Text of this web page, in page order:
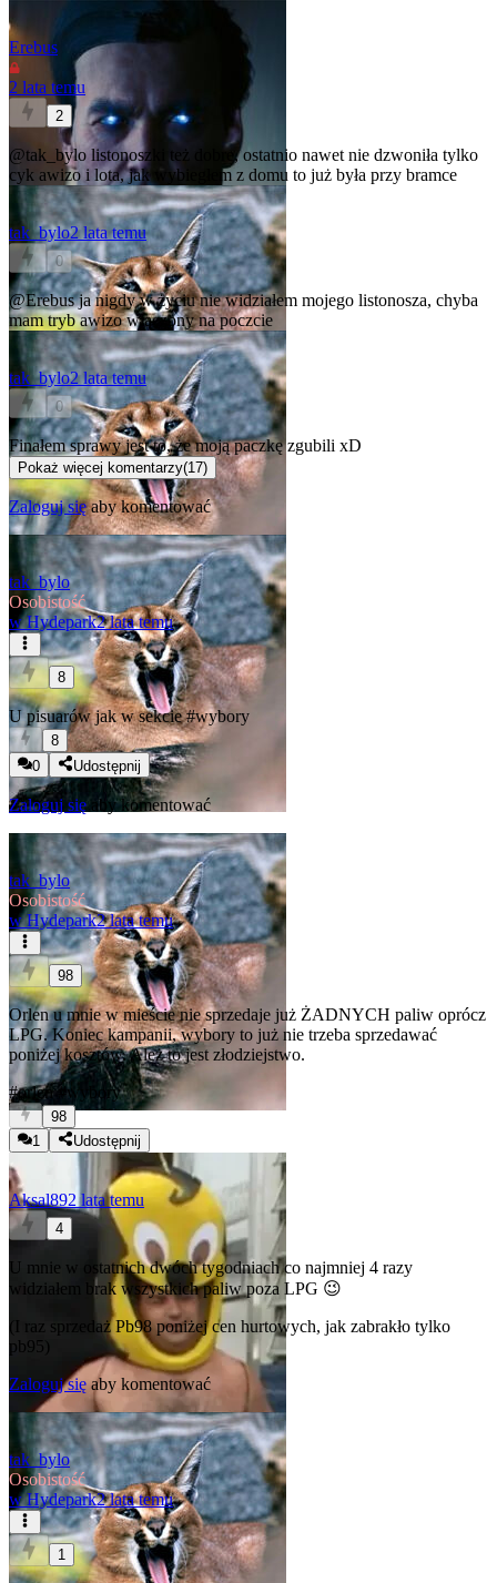
Erebus
2 lata temu
2
@tak_bylo listonoszki też dobre, ostatnio nawet nie dzwoniła tylko
cyk awizo i lota, jak wybiegłem z domu to już była przy bramce
tak_bylo2 lata temu
0
@Erebusja nigdy w życiu nie widziałem mojego listonosza, chyba
mam tryb awizo włączony na poczcie
tak_bylo2 lata temu
0
Finałem sprawy jest to, że moją paczkę zgubili xD
Pokaż więcej komentarzy(17)
Zaloguj sięaby komentować
tak_bylo
Osobistość
w Hydepark2 lata temu
8
U pisuarów jak w sekcie#wybory
8
0
Udostępnij
Zaloguj sięaby komentować
tak_bylo
Osobistość
w Hydepark2 lata temu
98
Orlen u mnie w mieście nie sprzedaje już ŻADNYCH paliw oprócz
LPG. Koniec kampanii, wybory to już nie trzeba sprzedawać
poniżej kosztów. Ależ to jest złodziejstwo.
#orlen #wybory
98
1
Udostępnij
Aksal892 lata temu
4
U mnie w ostatnich dwóch tygodniach co najmniej 4 razy
widziałem brak wszystkich paliw poza LPG 😉
(I raz sprzedaż Pb98 poniżej cen hurtowych, jak zabrakło tylko
pb95)
Zaloguj sięaby komentować
tak_bylo
Osobistość
w Hydepark2 lata temu
1